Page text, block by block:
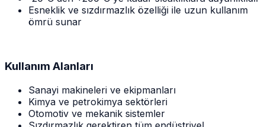
Esneklik ve sızdırmazlık özelliği ile uzun kullanım
ömrü sunar
Kullanım Alanları
Sanayi makineleri ve ekipmanları
Kimya ve petrokimya sektörleri
Otomotiv ve mekanik sistemler